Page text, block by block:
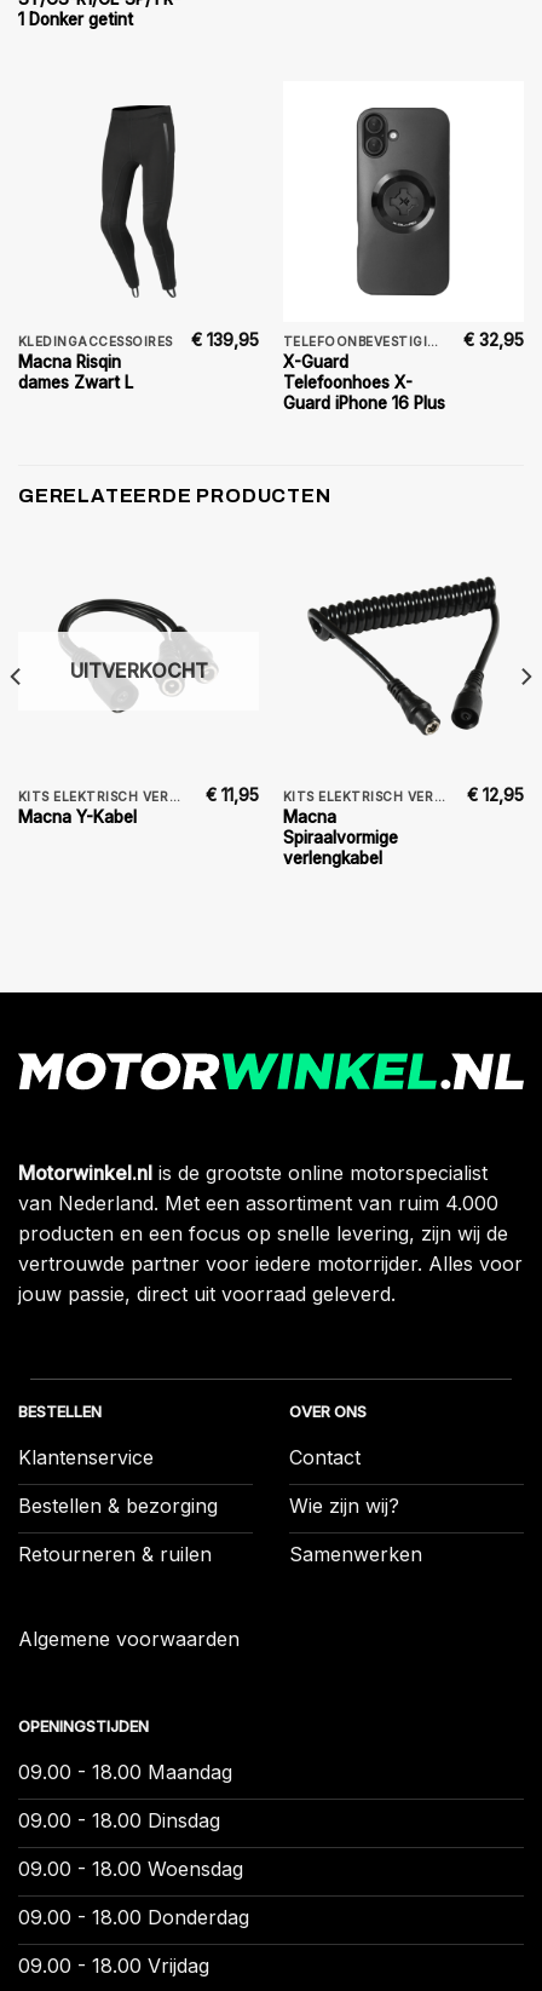
1 Donker getint
KLEDINGACCESSOIRES
Macna Risqin
dames Zwart L
€ 139,95 TELEFOONBEVESTIGING
X-Guard
Telefoonhoes X-
Guard iPhone 16 Plus
€ 32,95
GERELATEERDE PRODUCTEN
UITVERKOCHT
KITS ELEKTRISCH VERWARMDE KLEDING
Macna Y-Kabel
€ 11,95 KITS ELEKTRISCH VERWARMDE KLEDING
Macna
Spiraalvormige
verlengkabel
€ 12,95
Motorwinkel.nl is de grootste online motorspecialist
van Nederland. Met een assortiment van ruim 4.000
producten en een focus op snelle levering, zijn wij de
vertrouwde partner voor iedere motorrijder. Alles voor
jouw passie, direct uit voorraad geleverd.
BESTELLEN
Klantenservice
Bestellen & bezorging
Retourneren & ruilen
Algemene voorwaarden
OVER ONS
Contact
Wie zijn wij?
Samenwerken
OPENINGSTIJDEN
09.00 - 18.00 Maandag
09.00 - 18.00 Dinsdag
09.00 - 18.00 Woensdag
09.00 - 18.00 Donderdag
09.00 - 18.00 Vrijdag